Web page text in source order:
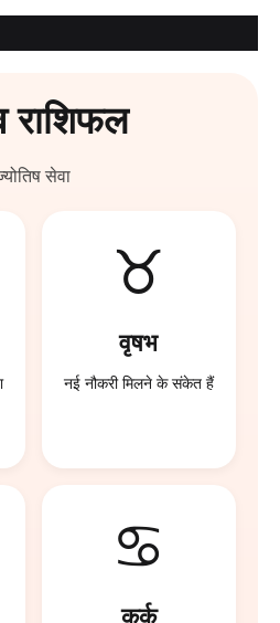
राशिफल
सेवा
♉
वृषभ
व्यापार में फायदा हो सकता है
♋
कर्क